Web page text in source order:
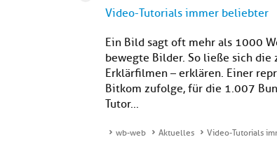
Video-Tutorials immer beliebter
Ein Bild sagt oft mehr als 1000
bewegte Bilder. So ließe sich
Erklärfilmen – erklären. Einer
Bitkom zufolge, für die 1.007
Tutor...
wb-web Aktuelles Video-Tutorials